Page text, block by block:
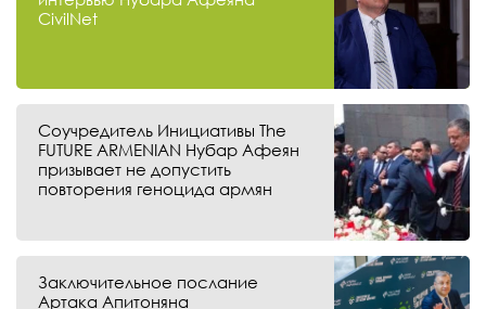
CivilNet
Соучредитель Инициативы The
FUTURE ARMENIAN Нубар Афеян
призывает не допустить
повторения геноцида армян
Заключительное послание
Артака Апитоняна